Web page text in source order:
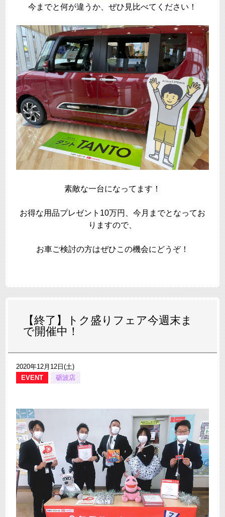
今までと何が違うか、ぜひ見比べてください！
素敵な一台になってます！
お得な用品プレゼント10万円、今月までとなってお
りますので、
お車ご検討の方はぜひこの機会にどうぞ！
【終了】トク盛りフェア今週末ま
で開催中！
2020年12月12日(土)
EVENT
砺波店